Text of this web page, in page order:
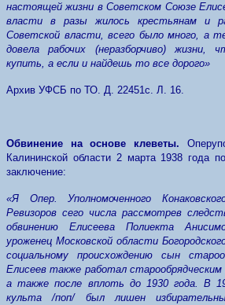
настоящей жизни в Советском Союзе
власти в разы жилось крестьянам и
Советской власти, всего было много, а
довела рабочих (неразборчиво) жизни,
купить, а если и найдешь то все дорого»
Архив УФСБ по ТО. Д. 22451с. Л. 16.
Обвинение на основе клеветы.
Калининской области 2 марта 1938 года
заключение:
«Я Опер. Уполномоченного
Ревизоров сего числа рассмотрев
обвинению Елисеева Полиекта
уроженец Московской области
социальному происхождению сын
Елисеев также работал старообрядческим
а также после вплоть до 1930 года. В
культа /поп/ был лишен